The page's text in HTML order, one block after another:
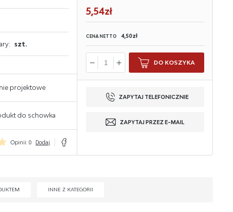
szt.
projektowe
do schowka
Opinii: 0 Dodaj
5,54zł
CENA NETTO 4,50zł
DO KOSZYKA
ZAPYTAJ TELEFONICZNIE
ZAPYTAJ PRZEZ E-MAIL
INNE Z KATEGORII